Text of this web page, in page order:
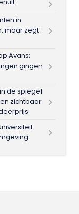
in
maar zegt
Avans:
gingen
de spiegel
zichtbaar